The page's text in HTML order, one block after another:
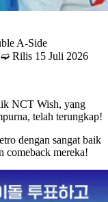
A-Side
Rilis 15 Juli 2026
NCT Wish, yang
telah terungkap!
dengan sangat baik
comeback mereka!